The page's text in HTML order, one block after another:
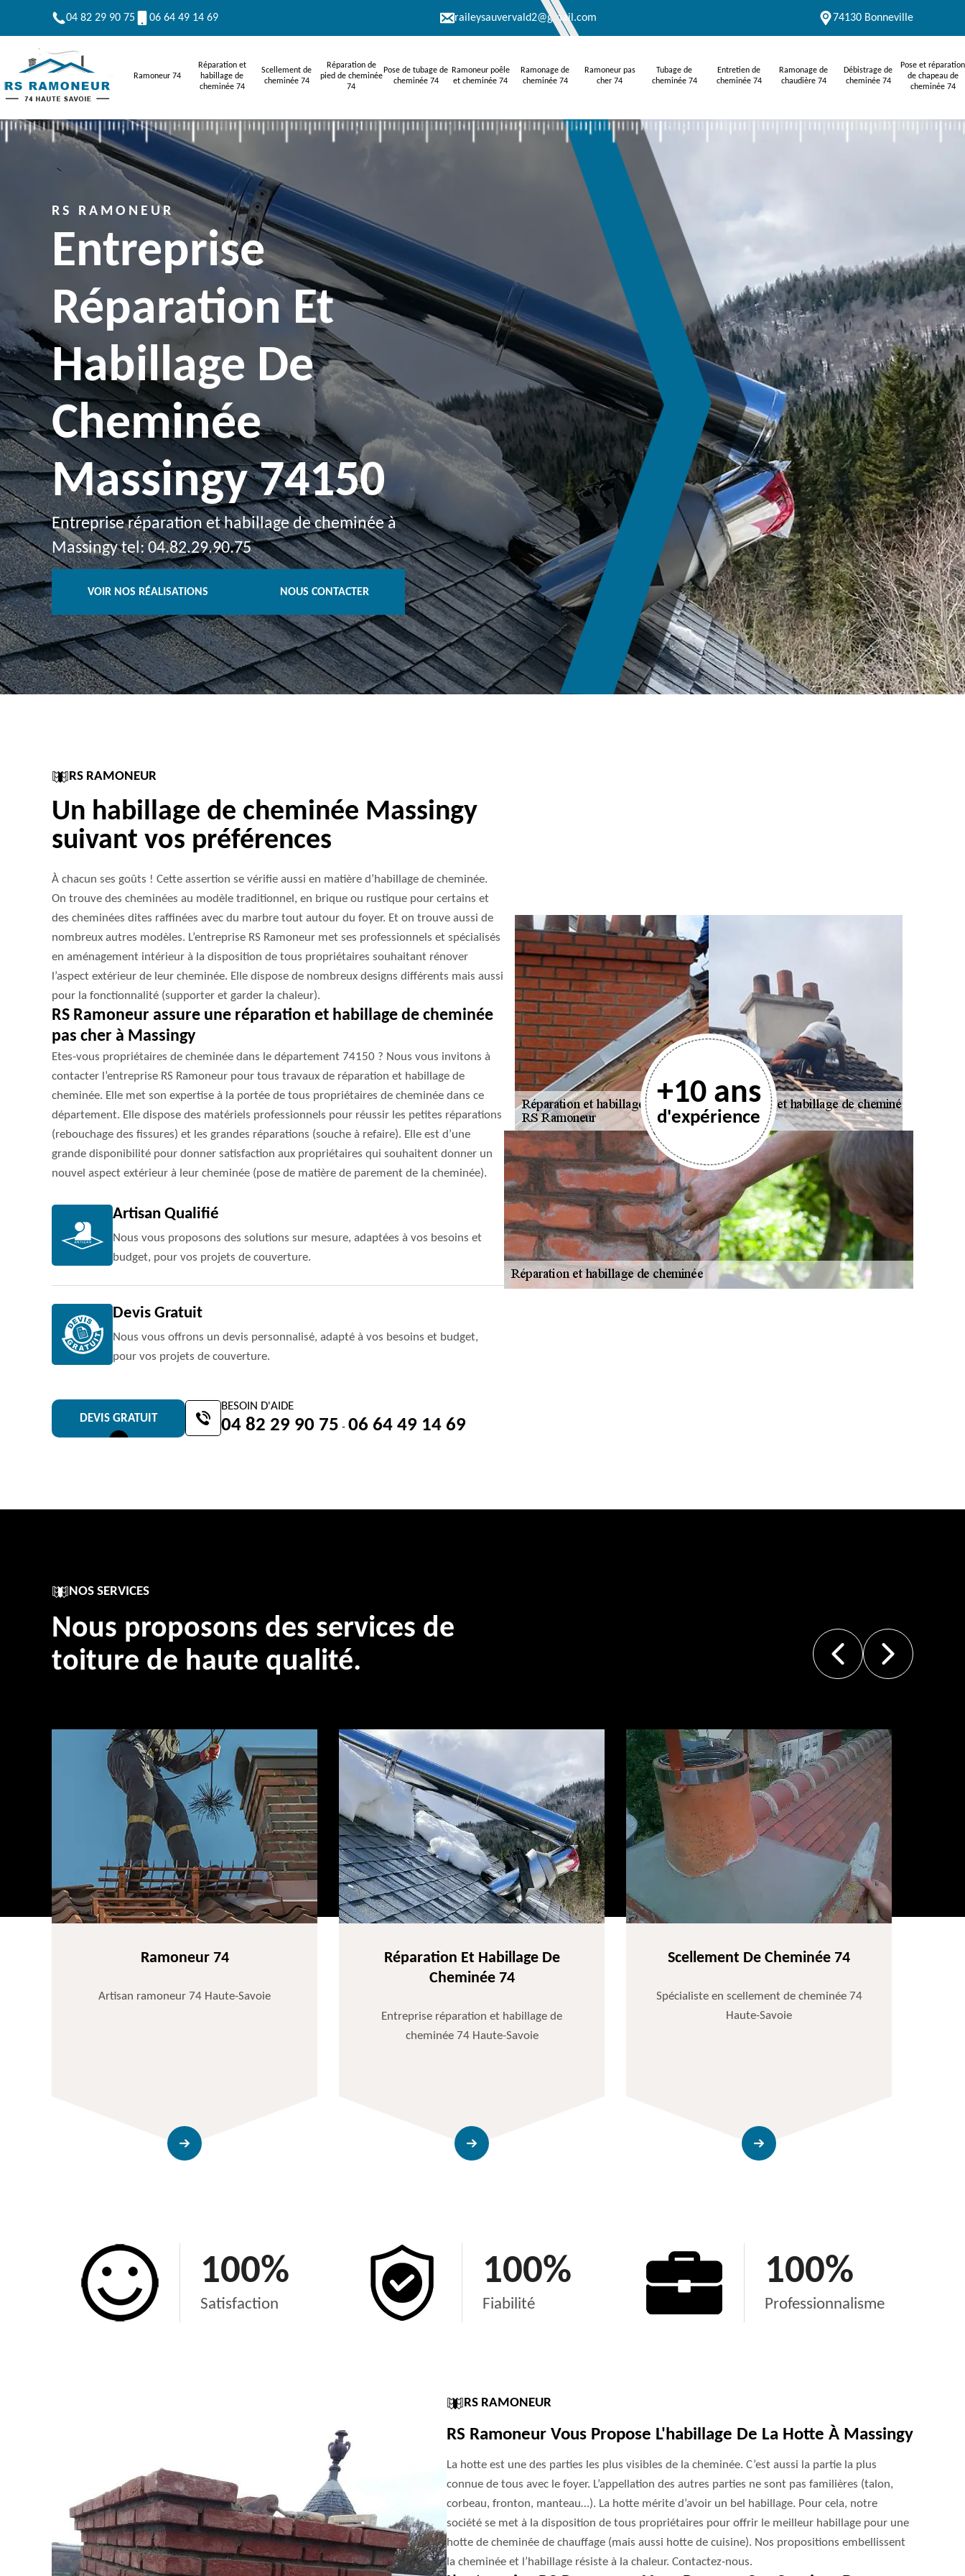
04 82 29 90 75 06 64 49 14 69 raileysauvervald2@gmail.com 74130 Bonneville
Ramoneur 74
Réparation et
habillage de
cheminée 74
Scellement de
cheminée 74
Réparation de
pied de cheminée
74
Pose de tubage de
cheminée 74
Ramoneur poêle
et cheminée 74
Ramonage de
cheminée 74
Ramoneur pas
cher 74
Tubage de
cheminée 74
Entretien de
cheminée 74
Ramonage de
chaudière 74
Débistrage de
cheminée 74
Pose et réparation
de chapeau de
cheminée 74
RS RAMONEUR
Entreprise
Réparation Et
Habillage De
Cheminée
Massingy 74150
Entreprise réparation et habillage de cheminée à
Massingy tel: 04.82.29.90.75
VOIR NOS RÉALISATIONS NOUS CONTACTER
RS RAMONEUR
Un habillage de cheminée Massingy
suivant vos préférences
À chacun ses goûts ! Cette assertion se vérifie aussi en matière d’habillage de cheminée.
On trouve des cheminées au modèle traditionnel, en brique ou rustique pour certains et
des cheminées dites raffinées avec du marbre tout autour du foyer. Et on trouve aussi de
nombreux autres modèles. L’entreprise RS Ramoneur met ses professionnels et spécialisés
en aménagement intérieur à la disposition de tous propriétaires souhaitant rénover
l’aspect extérieur de leur cheminée. Elle dispose de nombreux designs différents mais aussi
pour la fonctionnalité (supporter et garder la chaleur).
RS Ramoneur assure une réparation et habillage de cheminée
pas cher à Massingy
Etes-vous propriétaires de cheminée dans le département 74150 ? Nous vous invitons à
contacter l’entreprise RS Ramoneur pour tous travaux de réparation et habillage de
cheminée. Elle met son expertise à la portée de tous propriétaires de cheminée dans ce
département. Elle dispose des matériels professionnels pour réussir les petites réparations
(rebouchage des fissures) et les grandes réparations (souche à refaire). Elle est d’une
grande disponibilité pour donner satisfaction aux propriétaires qui souhaitent donner un
nouvel aspect extérieur à leur cheminée (pose de matière de parement de la cheminée).
Artisan Qualifié
Nous vous proposons des solutions sur mesure, adaptées à vos besoins et
budget, pour vos projets de couverture.
Devis Gratuit
Nous vous offrons un devis personnalisé, adapté à vos besoins et budget,
pour vos projets de couverture.
DEVIS GRATUIT
BESOIN D'AIDE
04 82 29 90 75 - 06 64 49 14 69
+10 ans
d'expérience
NOS SERVICES
Nous proposons des services de
toiture de haute qualité.
Ramoneur 74
Artisan ramoneur 74 Haute-Savoie
Réparation Et Habillage De
Cheminée 74
Entreprise réparation et habillage de
cheminée 74 Haute-Savoie
Scellement De Cheminée 74
Spécialiste en scellement de cheminée 74
Haute-Savoie
100%
Satisfaction
100%
Fiabilité
100%
Professionnalisme
RS RAMONEUR
RS Ramoneur Vous Propose L'habillage De La Hotte À Massingy
La hotte est une des parties les plus visibles de la cheminée. C’est aussi la partie la plus
connue de tous avec le foyer. L’appellation des autres parties ne sont pas familières (talon,
corbeau, fronton, manteau…). La hotte mérite d’avoir un bel habillage. Pour cela, notre
société se met à la disposition de tous propriétaires pour offrir le meilleur habillage pour une
hotte de cheminée de chauffage (mais aussi hotte de cuisine). Nos propositions embellissent
la cheminée et l’habillage résiste à la chaleur. Contactez-nous.